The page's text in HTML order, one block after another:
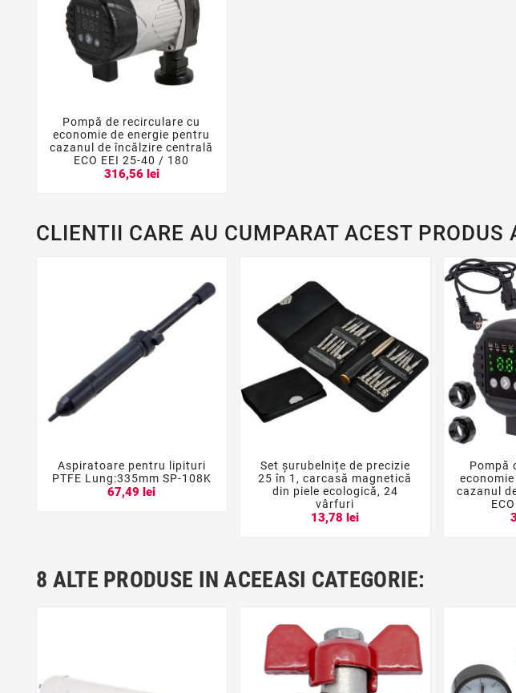
  
Pompă de recirculare cu
economie de energie pentru
cazanul de încălzire centrală
ECO EEI 25-40 / 180
316,56 lei
CLIENTII CARE AU CUMPARAT ACEST
  
Aspiratoare pentru lipituri
PTFE Lung:335mm SP-108K
67,49 lei
  
Set șurubelnițe de precizie
25 în 1, carcasă magnetică
din piele ecologică, 24
vârfuri
13,78 lei

Pompă
cazanul
8 ALTE PRODUSE IN ACEEASI CATEGORIE: